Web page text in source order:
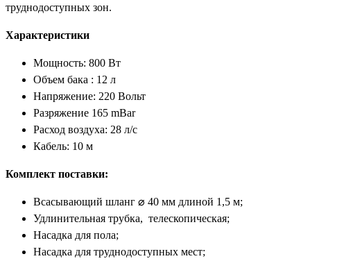
труднодоступных зон.
Характеристики
Мощность: 800 Вт
Объем бака : 12 л
Напряжение: 220 Вольт
Разряжение 165 mBar
Расход воздуха: 28 л/с
Кабель: 10 м
Комплект поставки:
Всасывающий шланг ⌀ 40 мм длиной 1,5 м;
Удлинительная трубка, телескопическая;
Насадка для пола;
Насадка для труднодоступных мест;